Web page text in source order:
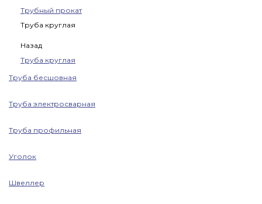
Трубный прокат
Труба круглая
Назад
Труба круглая
Труба бесшовная
Труба электросварная
Труба профильная
Уголок
Швеллер